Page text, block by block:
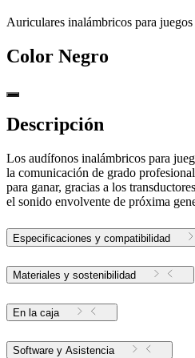
Auriculares inalámbricos para
Color Negro
Descripción
Los audífonos inalámbricos para
la comunicación de grado
para ganar, gracias a los
el sonido envolvente de próxima
Especificaciones y compatibilidad
Materiales y sostenibilidad
En la caja
Software y Asistencia